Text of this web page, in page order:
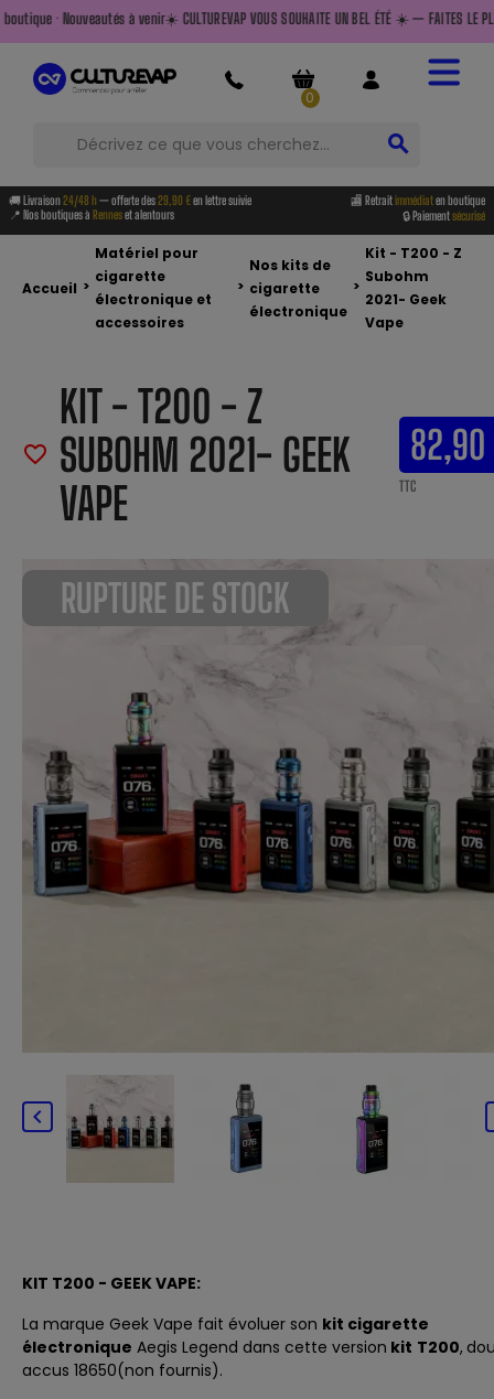
☀️ CULTUREVAP VOUS SOUHAITE UN BEL ÉTÉ ☀️ — FAITES LE PLEIN AVANT DE
0
search
🚚 Livraison24/48 h — offerte dès29,90 €en lettre suivie 🏬 Retraitimmédiaten boutique
📍 Nos boutiques à Renneset alentours 🔒 Paiementsécurisé
Accueil >
Matériel pour
cigarette
électronique et
accessoires
>
Nos kits de
cigarette
électronique
>
Kit - T200 - Z
Subohm
2021- Geek
Vape
RUPTURE DE STOCK

favorite_border
KIT - T200 - Z
SUBOHM 2021- GEEK
VAPE
TTC
KIT T200 - GEEK VAPE:
La marque Geek Vape fait évoluer son kit cigarette
électronique Aegis Legend dans cette version kit T200,
accus 18650(non fournis).